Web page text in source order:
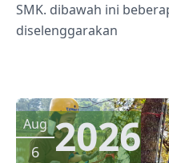
SMK. dibawah ini
diselenggarakan
Aug
6 2026